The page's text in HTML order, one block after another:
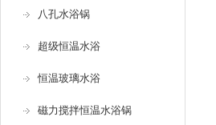
八孔水浴锅
超级恒温水浴
恒温玻璃水浴
磁力搅拌恒温水浴锅